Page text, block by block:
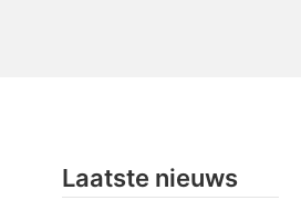
Laatste nieuws